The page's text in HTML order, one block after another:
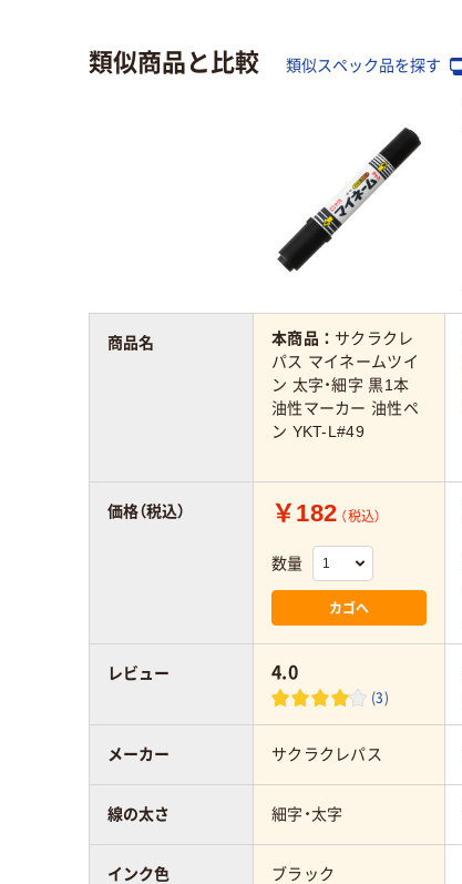
類似商品と比較 類似スペック品を探す
本商品： サクラクレ
パス マイネームツイ
ン 太字・細字 黒1本
油性マーカー 油性ペ
ン YKT-L#49
￥182 （税込）
数量
カゴへ
4.0
(3)
サクラクレパス
細字・太字
ブラック
商品名
価格（税込）
レビュー
メーカー
線の太さ
インク色